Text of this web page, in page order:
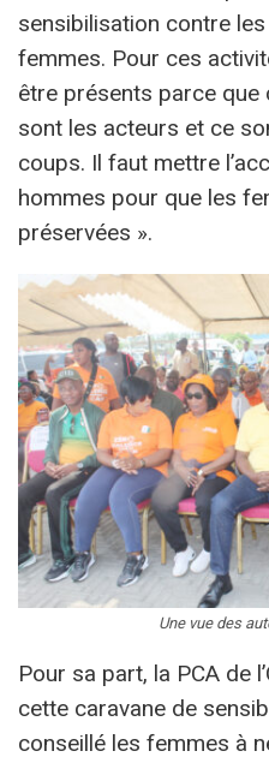
sensibilisation contre
femmes. Pour ces
être présents parce que
sont les acteurs et ce
coups. Il faut mettre
hommes pour que les
préservées ».
Une vue des
Pour sa part, la PCA de
cette caravane de
conseillé les femmes à